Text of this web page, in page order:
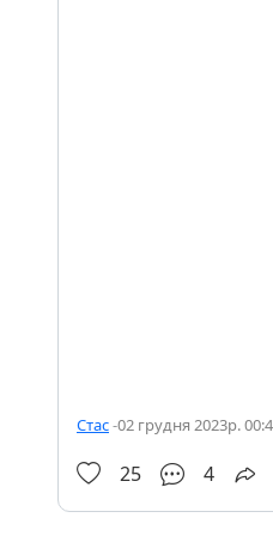
Стас-02 грудня 2023р.
25 4